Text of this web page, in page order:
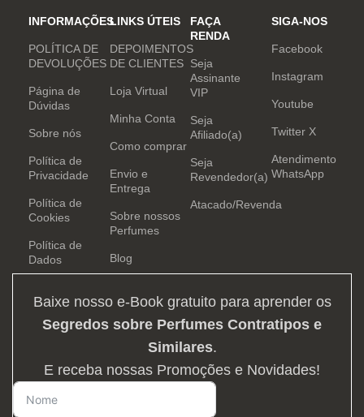
e determinação.
INFORMAÇÕES
POLÍTICA DE
DEVOLUÇÕES
Página de
Dúvidas
Sobre nós
Política de
Privacidade
Política de
Cookies
Política de
Dados
LINKS ÚTEIS
DEPOIMENTOS
DE CLIENTES
Loja Virtual
Minha Conta
Como comprar
Envio e
Entrega
Sobre nossos
Perfumes
Blog
FAÇA
RENDA
Seja
Assinante
VIP
Seja
Afiliado(a)
Seja
Revendedor(a)
Atacado/Revenda
SIGA-NOS
Facebook
Instagram
Youtube
Twitter X
Atendimento
WhatsApp
Baixe nosso e-Book gratuito para aprender os
Segredos sobre Perfumes Contratipos e
Similares.
E receba nossas Promoções e Novidades!